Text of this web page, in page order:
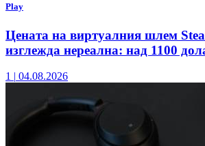
Play
Цената на виртуалния шлем
изглежда нереална: над 1100
1 | 04.08.2026